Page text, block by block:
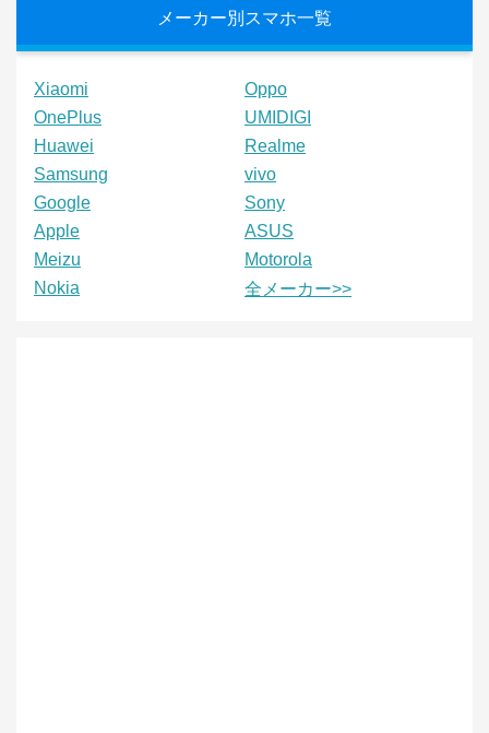
メーカー別スマホ一覧
Xiaomi
Oppo
OnePlus
UMIDIGI
Huawei
Realme
Samsung
vivo
Google
Sony
Apple
ASUS
Meizu
Motorola
Nokia
全メーカー>>